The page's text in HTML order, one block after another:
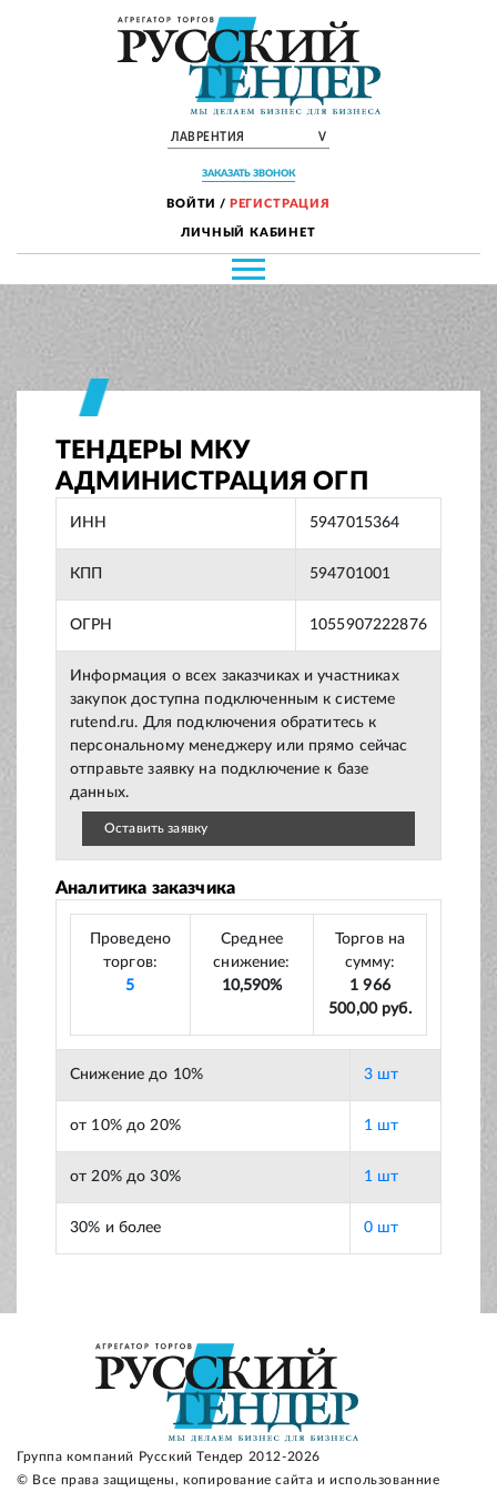
ЛАВРЕНТИЯ V
ЗАКАЗАТЬ ЗВОНОК
ВОЙТИ / РЕГИСТРАЦИЯ
ЛИЧНЫЙ КАБИНЕТ
ТЕНДЕРЫ МКУ
АДМИНИСТРАЦИЯ ОГП
ИНН 5947015364
КПП 594701001
ОГРН 1055907222876
Информация о всех заказчиках и участниках
закупок доступна подключенным к системе
rutend.ru. Для подключения обратитесь к
персональному менеджеру или прямо сейчас
отправьте заявку на подключение к базе
данных.
Оставить заявку
Аналитика заказчика
Проведено
торгов:
5
Среднее
снижение:
10,590%
Торгов на
сумму:
1 966
500,00 руб.
Снижение до 10% 3 шт
от 10% до 20% 1 шт
от 20% до 30% 1 шт
30% и более 0 шт
Группа компаний Русский Тендер 2012-2026
© Все права защищены, копирование сайта и использованние